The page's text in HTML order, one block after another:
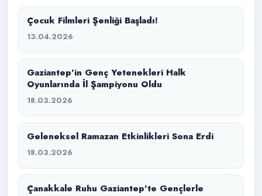
Çocuk Filmleri Şenliği Başladı!
13.04.2026
Gaziantep’in Genç Yetenekleri Halk
Oyunlarında İl Şampiyonu Oldu
18.03.2026
Geleneksel Ramazan Etkinlikleri Sona Erdi
18.03.2026
Çanakkale Ruhu Gaziantep’te Gençlerle